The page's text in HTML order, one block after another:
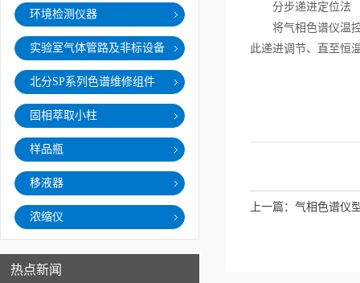
环境检测仪器
实验室气体管路及非标设备
北分SP系列色谱维修组件
固相萃取小柱
样品瓶
移液器
浓缩仪
热点新闻
分步递进定位法
将气相色谱仪温控
此递进调节、直至恒
上一篇： 气相色谱仪